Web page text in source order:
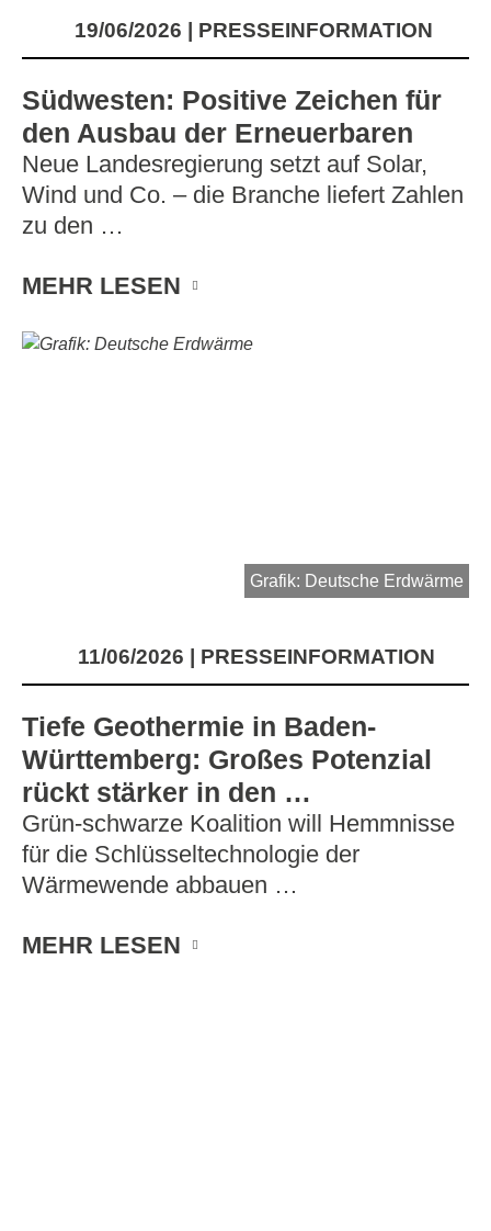
19/06/2026 PRESSEINFORMATION
Südwesten: Positive Zeichen für
den Ausbau der Erneuerbaren
Neue Landesregierung setzt auf Solar,
Wind und Co. – die Branche liefert Zahlen
zu den …
MEHR LESEN
Grafik: Deutsche Erdwärme
11/06/2026 PRESSEINFORMATION
Tiefe Geothermie in Baden-
Württemberg: Großes Potenzial
rückt stärker in den …
Grün-schwarze Koalition will Hemmnisse
für die Schlüsseltechnologie der
Wärmewende abbauen …
MEHR LESEN